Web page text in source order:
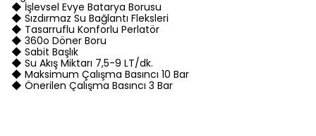
◆ İşlevsel Evye Batarya Borusu
◆ Sızdırmaz Su Bağlantı Fleksleri
◆ Tasarruflu Konforlu Perlatör
◆ 360o Döner Boru
◆ Sabit Başlık
◆ Su Akış Miktarı 7,5-9 LT/dk.
◆ Maksimum Çalışma Basıncı 10 Bar
◆ Önerilen Çalışma Basıncı 3 Bar